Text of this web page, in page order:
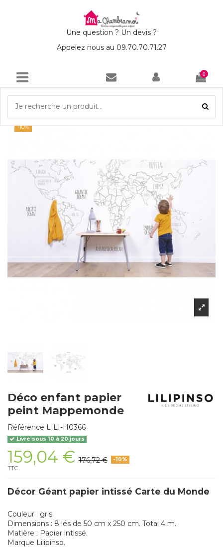
Une question ? Un devis ?
Appelez nous au 09.70.70.71.27
0
Accueil Déco enfant papier peint Mappemonde
-10%
Déco enfant papier
peint Mappemonde
Référence LILI-H0366
Livré sous 10 à 20 jours
159,04 € 176,72 € -10%
TTC
Décor Géant papier intissé Carte du Monde
Couleur : gris.
Dimensions : 8 lés de 50 cm x 250 cm. Total 4 m.
Matière : Papier intissé.
Marque Lilipinso.